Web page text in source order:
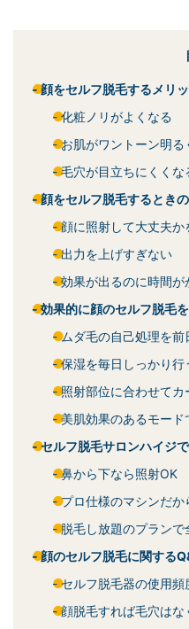
顔をセルフ脱毛するメリ
化粧ノリがよくなる
お肌がワントーン明る
毛穴が目立ちにくくな
顔をセルフ脱毛するとき
顔に照射して大丈夫か
出力を上げすぎない
効果が出るのに時間が
効果的に顔のセルフ脱毛
ムダ毛の自己処理を前
保湿を毎日しっかり行
照射部位に合わせてカ
美肌効果のあるモード
セルフ脱毛サロンハイジ
鼻から下なら照射OK
プロ仕様のマシンだ
脱毛し放題のプランで
顔のセルフ脱毛に関する
セルフ脱毛器の使用頻
顔脱毛すれば毛穴はな